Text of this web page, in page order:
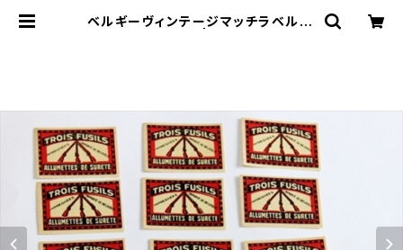
ベルギーヴィンテージマッチラベル10